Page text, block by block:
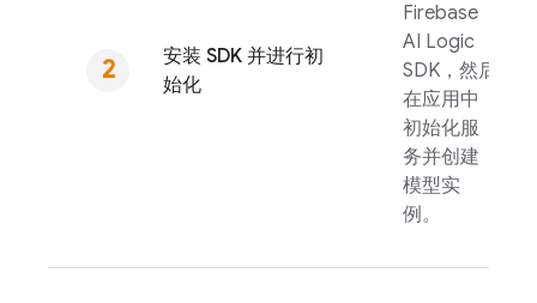
安装 SDK 并进行初
始化
Firebase
AI Logic
SDK，然后
在应用中
初始化服
务并创建
模型实
例。